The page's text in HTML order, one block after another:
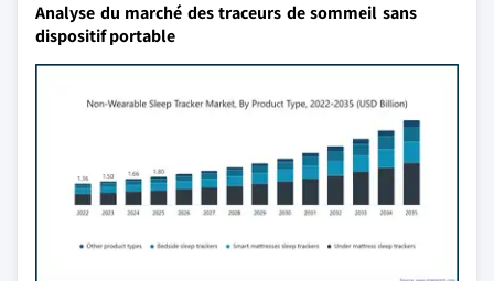
Analyse du marché des traceurs de sommeil sans
dispositif portable